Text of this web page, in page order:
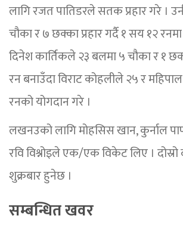
लागि रजत पातिडरले सतक प्रहार गरे ।
चौका र ७ छक्का प्रहार गर्दै १ सय १२
दिनेश कार्तिकले २३ बलमा ५ चौका र १
रन बनाउँदा विराट कोहलीले २५ र महिपाल
रनको योगदान गरे ।
लखनउको लागि मोहसिस खान, कुर्नाल
रवि विश्नोइले एक/एक विकेट लिए ।
शुक्रबार हुनेछ ।
सम्बन्धित खवर